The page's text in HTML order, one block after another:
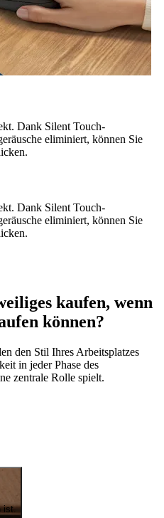
Dank Silent Touch-
eliminiert, können Sie
Dank Silent Touch-
eliminiert, können Sie
kaufen, wenn
können?
den Stil Ihres Arbeitsplatzes
in jeder Phase des
zentrale Rolle spielt.
ist.